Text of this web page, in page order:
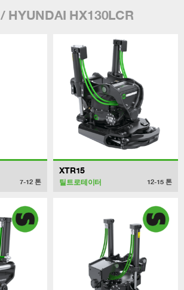
/ HYUNDAI HX130LCR
7-12 톤
XTR15
틸트로테이터 12-15 톤